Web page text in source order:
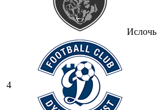
Ислочь
4